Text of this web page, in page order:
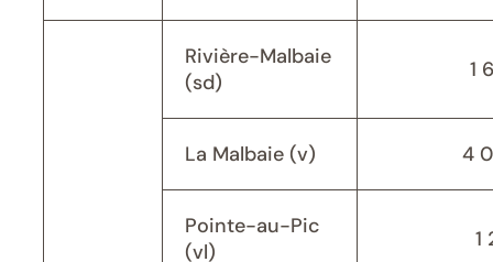
Rivière-Malbaie
(sd)
1
La Malbaie (v) 4
Pointe-au-Pic
(vl)
1